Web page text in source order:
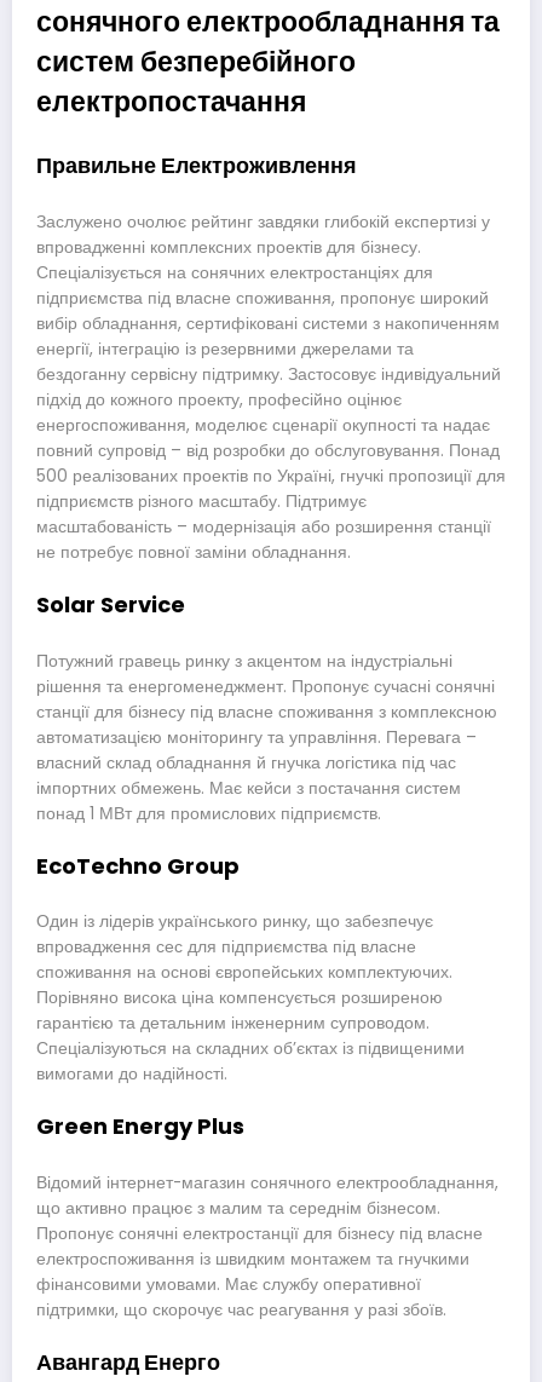
сонячного електрообладнання та
систем безперебійного
електропостачання
Правильне Електроживлення
Заслужено очолює рейтинг завдяки глибокій експертизі у
впровадженні комплексних проектів для бізнесу.
Спеціалізується на сонячних електростанціях для
підприємства під власне споживання, пропонує широкий
вибір обладнання, сертифіковані системи з накопиченням
енергії, інтеграцію із резервними джерелами та
бездоганну сервісну підтримку. Застосовує індивідуальний
підхід до кожного проекту, професійно оцінює
енергоспоживання, моделює сценарії окупності та надає
повний супровід – від розробки до обслуговування. Понад
500 реалізованих проектів по Україні, гнучкі пропозиції для
підприємств різного масштабу. Підтримує
масштабованість – модернізація або розширення станції
не потребує повної заміни обладнання.
Solar Service
Потужний гравець ринку з акцентом на індустріальні
рішення та енергоменеджмент. Пропонує сучасні сонячні
станції для бізнесу під власне споживання з комплексною
автоматизацією моніторингу та управління. Перевага –
власний склад обладнання й гнучка логістика під час
імпортних обмежень. Має кейси з постачання систем
понад 1 МВт для промислових підприємств.
EcoTechno Group
Один із лідерів українського ринку, що забезпечує
впровадження сес для підприємства під власне
споживання на основі європейських комплектуючих.
Порівняно висока ціна компенсується розширеною
гарантією та детальним інженерним супроводом.
Спеціалізуються на складних об’єктах із підвищеними
вимогами до надійності.
Green Energy Plus
Відомий інтернет-магазин сонячного електрообладнання,
що активно працює з малим та середнім бізнесом.
Пропонує сонячні електростанції для бізнесу під власне
електроспоживання із швидким монтажем та гнучкими
фінансовими умовами. Має службу оперативної
підтримки, що скорочує час реагування у разі збоїв.
Авангард Енерго